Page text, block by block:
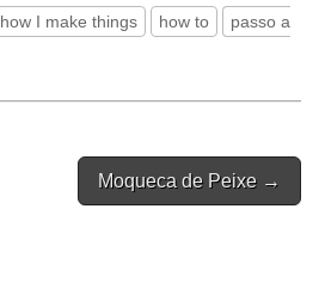
how I make things how to
passo a
Moqueca de Peixe →